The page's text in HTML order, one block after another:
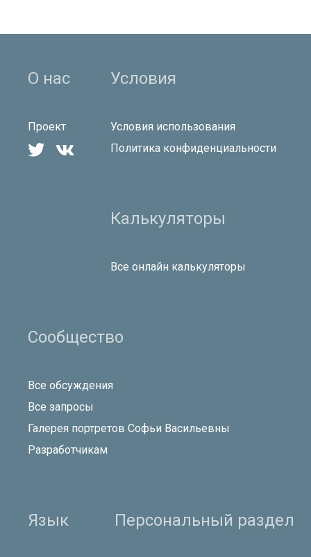
О нас
Проект
 
Условия
Условия использования
Политика конфиденциальности
Калькуляторы
Все онлайн калькуляторы
Сообщество
Все обсуждения
Все запросы
Галерея портретов Софьи Васильевны
Разработчикам
Язык Персональный раздел